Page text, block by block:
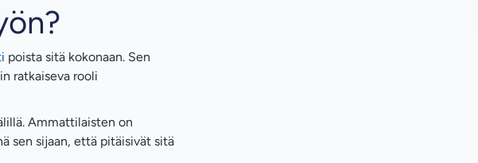
poista sitä kokonaan. Sen
ratkaiseva rooli
Ammattilaisten on
sen sijaan, että pitäisivät sitä